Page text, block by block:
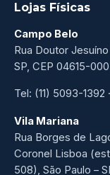
Lojas Físicas
Campo Belo
Rua Doutor
SP, CEP 04615-000
Tel: (11) 5093-
Vila Mariana
Rua Borges de
Coronel Lisboa
508), São Paulo –